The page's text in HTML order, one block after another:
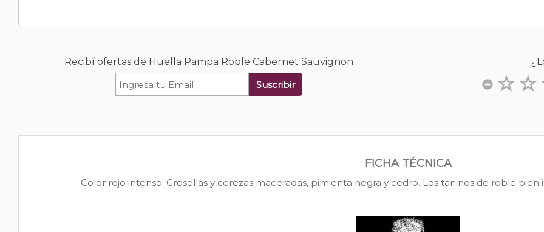
Recibí ofertas de Huella Pampa Roble Cabernet Sauvignon
Suscribir
FICHA TÉCNICA
Color rojo intenso. Grosellas y cerezas maceradas, pimienta negra y cedro. Los taninos de roble